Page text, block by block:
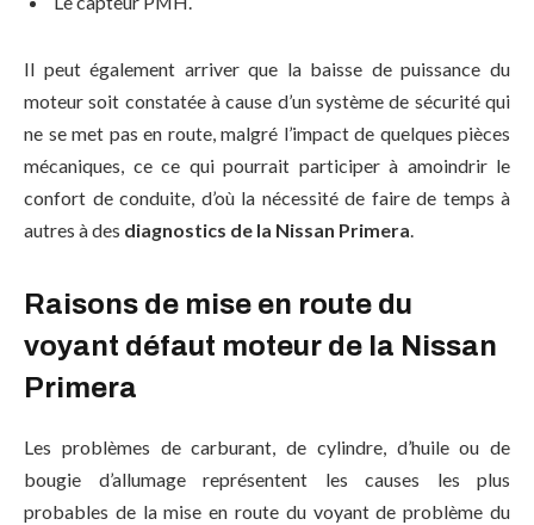
Il peut également arriver que la baisse de puissance du
moteur soit constatée à cause d’un système de sécurité qui
ne se met pas en route, malgré l’impact de quelques pièces
mécaniques, ce ce qui pourrait participer à amoindrir le
confort de conduite, d’où la nécessité de faire de temps à
autres à des diagnostics de la Nissan Primera.
Raisons de mise en route du
voyant défaut moteur de la Nissan
Primera
Les problèmes de carburant, de cylindre, d’huile ou de
bougie d’allumage représentent les causes les plus
probables de la mise en route du voyant de problème du